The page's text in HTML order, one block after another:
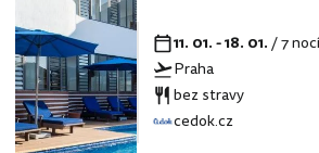
11. 01. - 18. 01./ 7 nocí
Praha
bez stravy
cedok.cz